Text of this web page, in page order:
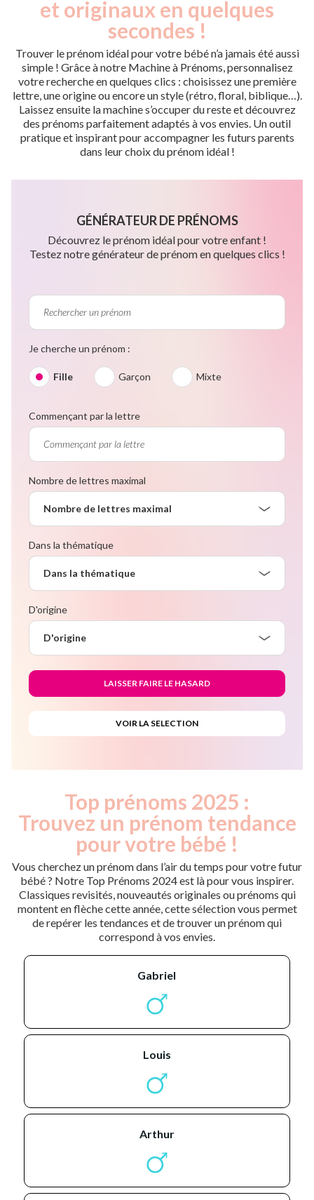
et originaux en quelques
secondes !
Trouver le prénom idéal pour votre bébé n’a jamais été aussi
simple ! Grâce à notre Machine à Prénoms, personnalisez
votre recherche en quelques clics : choisissez une première
lettre, une origine ou encore un style (rétro, floral, biblique…).
Laissez ensuite la machine s’occuper du reste et découvrez
des prénoms parfaitement adaptés à vos envies. Un outil
pratique et inspirant pour accompagner les futurs parents
dans leur choix du prénom idéal !
GÉNÉRATEUR DE PRÉNOMS
Découvrez le prénom idéal pour votre enfant !
Testez notre générateur de prénom en quelques clics !
Je cherche un prénom :
Fille Garçon Mixte
Commençant par la lettre
Nombre de lettres maximal
Nombre de lettres maximal
Dans la thématique
Dans la thématique
D'origine
D'origine
Top prénoms 2025 :
Trouvez un prénom tendance
pour votre bébé !
Vous cherchez un prénom dans l’air du temps pour votre futur
bébé ? Notre Top Prénoms 2024 est là pour vous inspirer.
Classiques revisités, nouveautés originales ou prénoms qui
montent en flèche cette année, cette sélection vous permet
de repérer les tendances et de trouver un prénom qui
correspond à vos envies.
gabriel
louis
arthur